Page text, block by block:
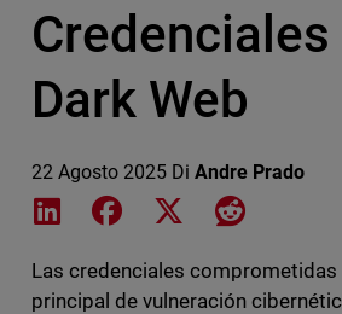
Credenciales
Dark Web
22 Agosto 2025 Di Andre Prado
Share on LinkedIn
Share on Facebook
Share on XShare on
Las credenciales
principal de vulneración